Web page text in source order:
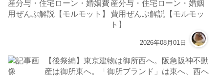
産分与・住宅ローン・婚姻
費用ぜんぶ解説【モルモッ
ト】
2026年08月01日
【後祭編】東京建物は御所西へ。阪急阪神不動
産は御所東へ。「御所ブランド」は東へ、西へ